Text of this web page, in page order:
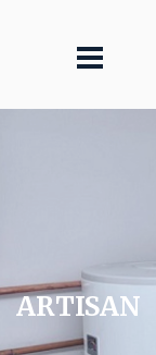
ARTISAN